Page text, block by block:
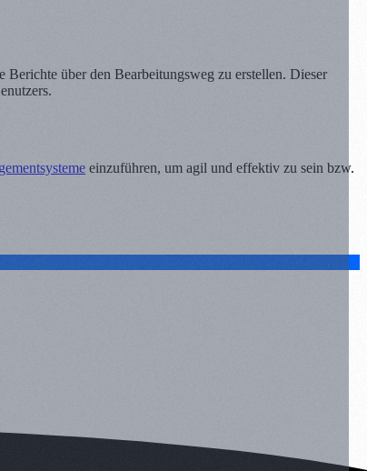
über den Bearbeitungsweg zu erstellen. Dieser
einzuführen, um agil und effektiv zu sein bzw.